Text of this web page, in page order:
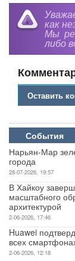
как
Мы
либо
Оставить
События
Нарьян-Мар
города
28-07-2026, 19:57
В Хайкоу
масштабного
архитектурой
2-06-2026, 17:46
Huawei
всех
2-06-2026, 12:18